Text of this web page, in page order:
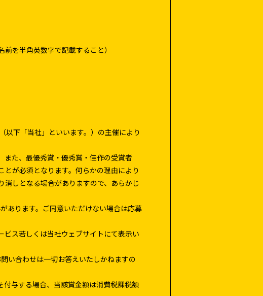
を半角英数字で記載すること）
以下「当社」といいます。）の主催により
また、最優秀賞・優秀賞・佳作の受賞者
が必須となります。何らかの理由により
しとなる場合がありますので、あらかじ
あります。ご同意いただけない場合は応募
ス若しくは当社ウェブサイトにて表示い
い合わせは一切お答えいたしかねますの
与する場合、当該賞金額は消費税課税額